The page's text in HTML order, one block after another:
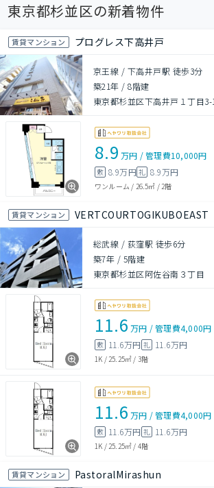
東京都杉並区の新着物件
賃貸マンション プログレス下高井戸
京王線 / 下高井戸駅 徒歩3分
築21年 /8階建
東京都杉並区下高井戸１丁目3-
8.9 万円 /管理費10,000円
敷 8.9万円礼 8.9万円
ワンルーム / 26.5㎡ /2階
賃貸マンション VERTCOURTOGIKUBOEAST
総武線 / 荻窪駅 徒歩6分
築7年 / 5階建
東京都杉並区阿佐谷南３丁目
11.6 万円 /管理費4,000円
敷 11.6万円 礼 11.6万円
1K /25.25㎡ / 3階
11.6 万円 /管理費4,000円
敷 11.6万円 礼 11.6万円
1K /25.25㎡ / 4階
賃貸マンション PastoralMirashun